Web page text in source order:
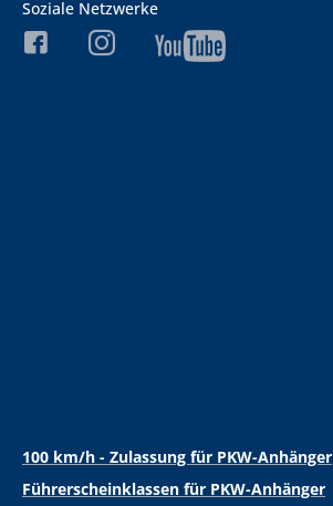
Soziale Netzwerke
100 km/h - Zulassung für PKW-Anhänger
Führerscheinklassen für PKW-Anhänger